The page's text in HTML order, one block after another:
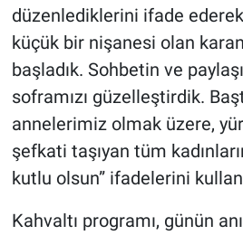
düzenlediklerini ifade
küçük bir nişanesi olan
başladık. Sohbetin ve
soframızı güzelleştirdik.
annelerimiz olmak üzere,
şefkati taşıyan tüm
kutlu olsun” ifadelerini
Kahvaltı programı, günün